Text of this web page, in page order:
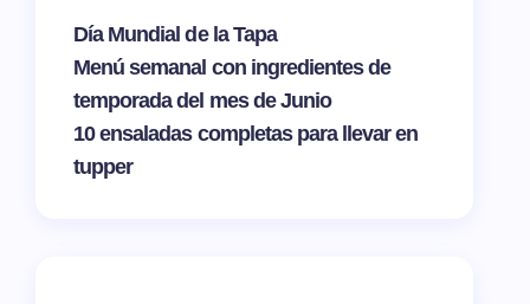
Día Mundial de la Tapa
Menú semanal con ingredientes de
temporada del mes de Junio
10 ensaladas completas para llevar en
tupper